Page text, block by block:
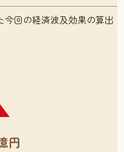
今回の経済波及効果の算出
円